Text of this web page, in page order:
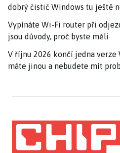
dobrý čistič Windows tu ještě
Vypínáte Wi-Fi router při
jsou důvody, proč byste měli
V říjnu 2026 končí jedna verze
máte jinou a nebudete mít